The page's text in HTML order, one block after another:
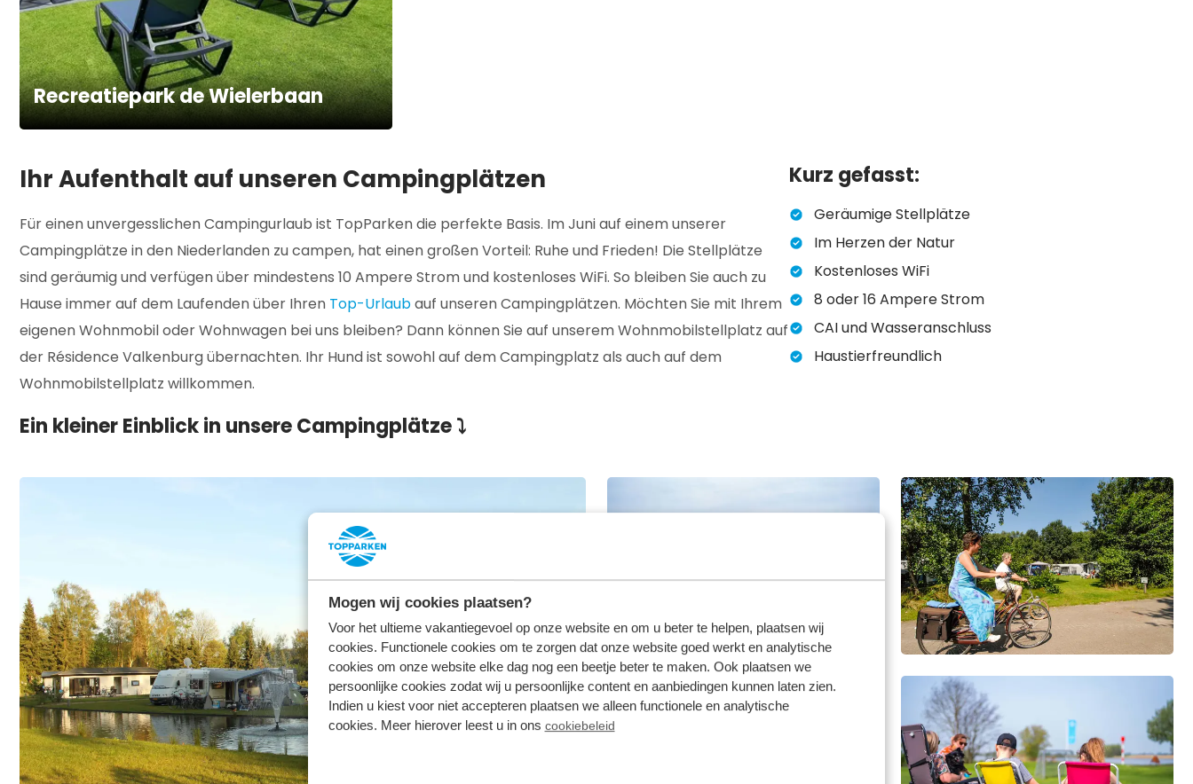
Mogen wij cookies plaatsen?
Voor het ultieme vakantiegevoel op onze website en om u beter te helpen, plaatsen wij
cookies. Functionele cookies om te zorgen dat onze website goed werkt en analytische
cookies om onze website elke dag nog een beetje beter te maken. Ook plaatsen we
persoonlijke cookies zodat wij u persoonlijke content en aanbiedingen kunnen laten zien.
Indien u kiest voor niet accepteren plaatsen we alleen functionele en analytische
cookies. Meer hierover leest u in ons cookiebeleid
Recreatiepark de Wielerbaan
Ihr Aufenthalt auf unseren Campingplätzen
Für einen unvergesslichen Campingurlaub ist TopParken die perfekte Basis. Im Juni auf einem unserer
Campingplätze in den Niederlanden zu campen, hat einen großen Vorteil: Ruhe und Frieden! Die Stellplätze
sind geräumig und verfügen über mindestens 10 Ampere Strom und kostenloses WiFi. So bleiben Sie auch zu
Hause immer auf dem Laufenden über Ihren Top-Urlaubauf unseren Campingplätzen. Möchten Sie mit Ihrem
eigenen Wohnmobil oder Wohnwagen bei uns bleiben? Dann können Sie auf unserem Wohnmobilstellplatz auf
der Résidence Valkenburg übernachten. Ihr Hund ist sowohl auf dem Campingplatz als auch auf dem
Wohnmobilstellplatz willkommen.
Kurz gefasst:
Geräumige Stellplätze
Im Herzen der Natur
Kostenloses WiFi
8 oder 16 Ampere Strom
CAI und Wasseranschluss
Haustierfreundlich
Ein kleiner Einblick in unsere Campingplätze ⤵